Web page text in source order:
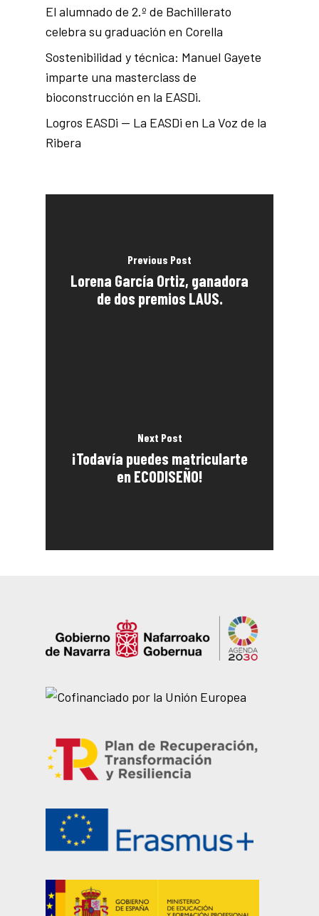
El alumnado de 2.º de Bachillerato
celebra su graduación en Corella
Sostenibilidad y técnica: Manuel Gayete
imparte una masterclass de
bioconstrucción en la EASDi.
Logros EASDi — La EASDi en La Voz de la
Ribera
Previous Post
Lorena García Ortiz, ganadora
de dos premios LAUS.
Next Post
¡Todavía puedes matricularte
en ECODISEÑO!